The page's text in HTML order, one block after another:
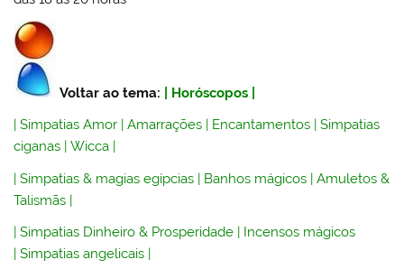
Voltar ao tema: Horóscopos
|Simpatias Amor |Amarrações Encantamentos |Simpatias
ciganas |Wicca
|Simpatias & magias egípcias | Banhos mágicos |Amuletos &
Talismãs |
|Simpatias Dinheiro & Prosperidade | Incensos mágicos
|Simpatias angelicais |